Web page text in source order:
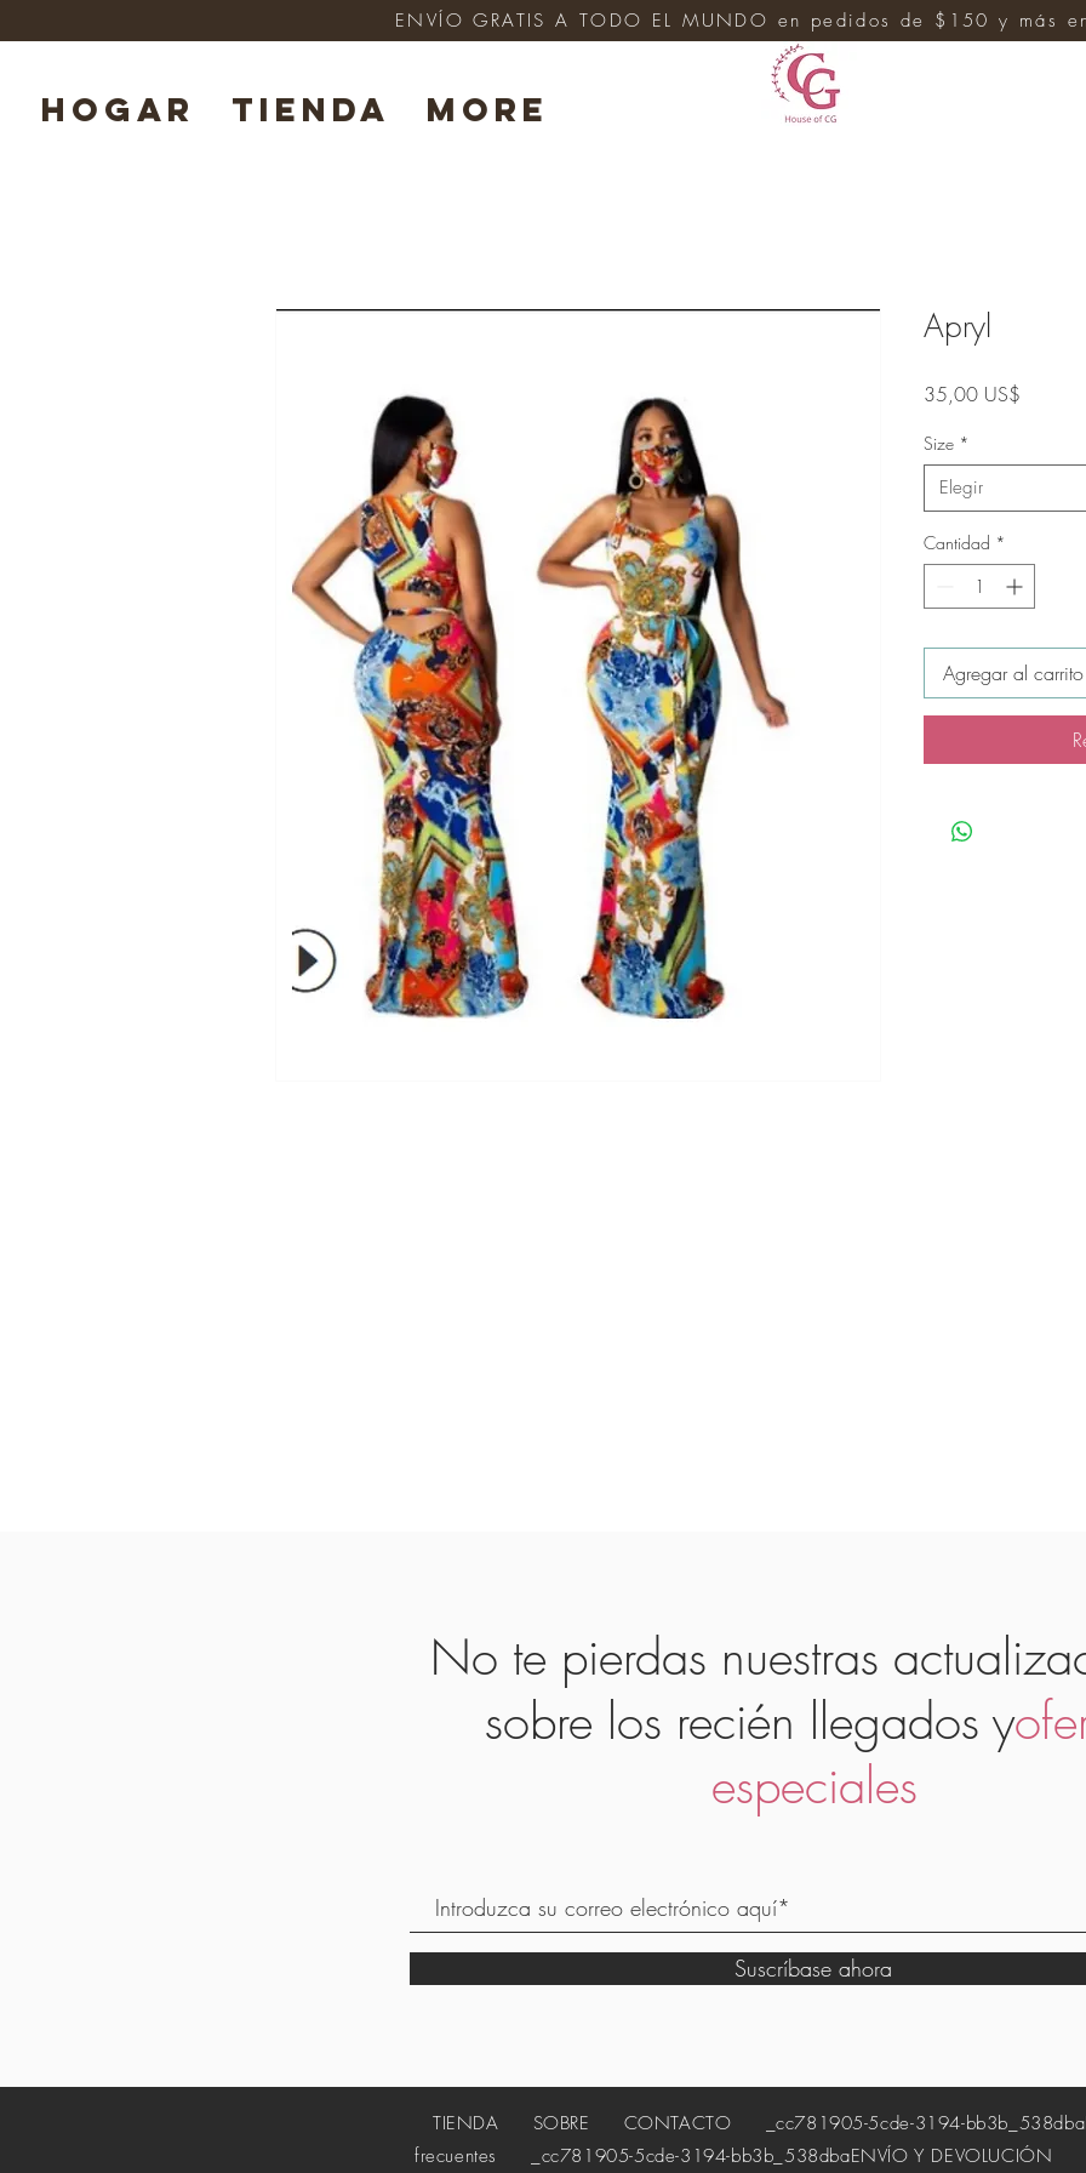
HOGAR TIENDA More
ENVÍO GRATIS A TODO EL MUNDO en pedidos de $150 y más
Apryl
35,00 US$
Size *
Elegir
Cantidad *
Agregar al carrito
No te pierdas nuestras
sobre los recién llegados y
especiales
Suscríbase ahora
TIENDA SOBRE CONTACTO _cc781905-5cde-3194-bb3b_538dba
frecuentes
_cc781905-5cde-3194-bb3b_538dbaENVÍO Y DEVOLUCIÓN